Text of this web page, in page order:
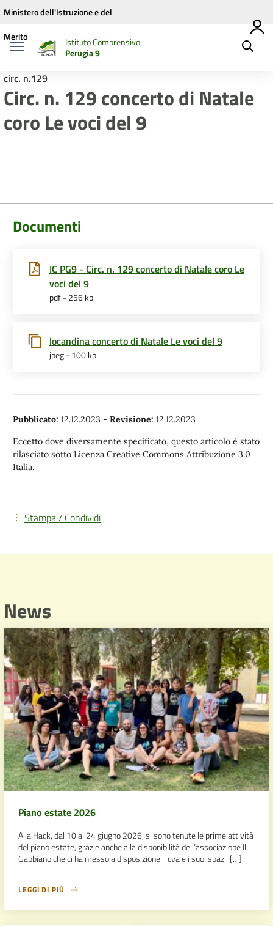
Vai ai contenuti
Vai al menu di navigazione
Vai al footer
Ministero dell'Istruzione e del
Merito
Istituto Comprensivo
Perugia 9
circ. n.129
Circ. n. 129 concerto di Natale
coro Le voci del 9
Documenti
IC PG9 - Circ. n. 129 concerto di Natale coro Le
voci del 9
pdf - 256 kb
locandina concerto di Natale Le voci del 9
jpeg - 100 kb
Pubblicato: 12.12.2023 - Revisione: 12.12.2023
Eccetto dove diversamente specificato, questo articolo è stato
rilasciato sotto Licenza Creative Commons Attribuzione 3.0
Italia.
Stampa / Condividi
News
Piano estate 2026
Alla Hack, dal 10 al 24 giugno 2026, si sono tenute le prime attività
del piano estate, grazie anche alla disponibilità dell’associazione Il
Gabbiano che ci ha messo a disposizione il cva e i suoi spazi. […]
LEGGI DI PIÙ